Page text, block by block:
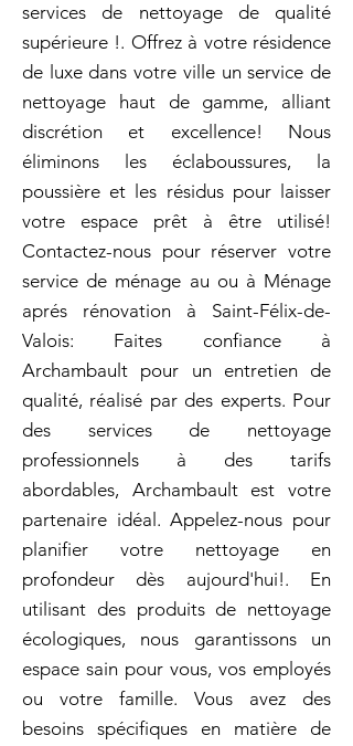
services de nettoyage de qualité
supérieure !. Offrez à votre résidence
de luxe dans votre ville un service de
nettoyage haut de gamme, alliant
discrétion et excellence! Nous
éliminons les éclaboussures, la
poussière et les résidus pour laisser
votre espace prêt à être utilisé!
Contactez-nous pour réserver votre
service de ménage au ou à Ménage
aprés rénovation à Saint-Félix-de-
Valois: Faites confiance à
Archambault pour un entretien de
qualité, réalisé par des experts. Pour
des services de nettoyage
professionnels à des tarifs
abordables, Archambault est votre
partenaire idéal. Appelez-nous pour
planifier votre nettoyage en
profondeur dès aujourd'hui!. En
utilisant des produits de nettoyage
écologiques, nous garantissons un
espace sain pour vous, vos employés
ou votre famille. Vous avez des
besoins spécifiques en matière de